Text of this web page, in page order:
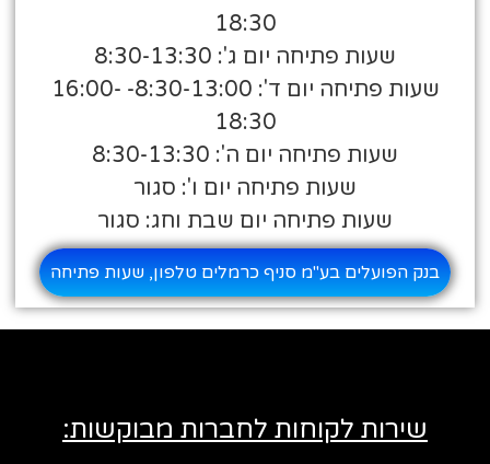
18:30
שעות פתיחה יום ג': 8:30-13:30
שעות פתיחה יום ד': 8:30-13:00- 16:00-
18:30
שעות פתיחה יום ה': 8:30-13:30
שעות פתיחה יום ו': סגור
שעות פתיחה יום שבת וחג: סגור
בנק הפועלים בע"מ סניף כרמלים טלפון, שעות פתיחה
שירות לקוחות לחברות מבוקשות: